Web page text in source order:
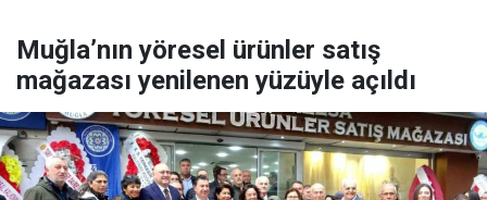
Muğla’nın yöresel ürünler satış
mağazası yenilenen yüzüyle açıldı